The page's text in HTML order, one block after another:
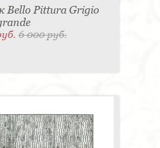
Bello Pittura Grigio
6 000 руб.